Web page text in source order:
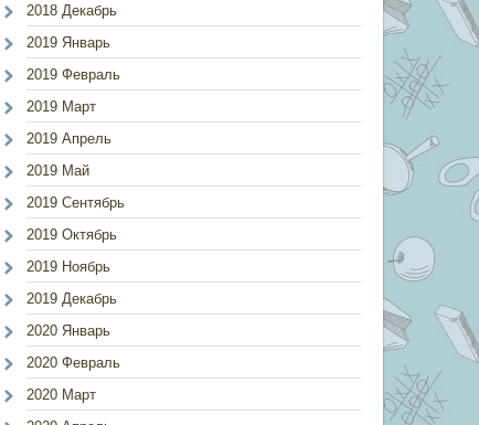
2018 Декабрь
2019 Январь
2019 Февраль
2019 Март
2019 Апрель
2019 Май
2019 Сентябрь
2019 Октябрь
2019 Ноябрь
2019 Декабрь
2020 Январь
2020 Февраль
2020 Март